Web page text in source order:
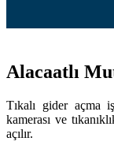
Alacaatlı
Tıkalı gider açma
kamerası ve
açılır.